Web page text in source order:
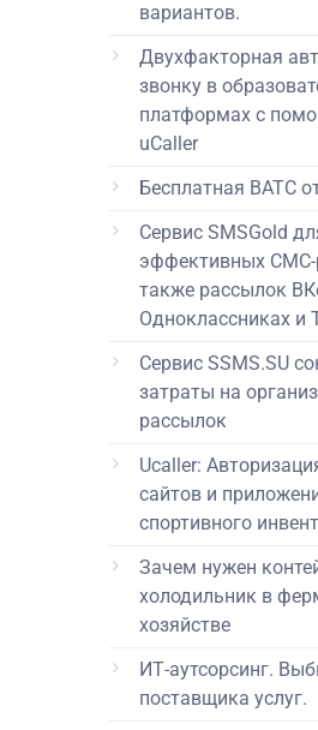
вариантов.
Двухфакторная
звонку в
платформах с
uCaller
Бесплатная ВАТС
Сервис SMSGold
эффективных СМС-
также рассылок
Одноклассниках и
Сервис SSMS.SU
затраты на
рассылок
Ucaller:
сайтов и
спортивного
Зачем нужен
холодильник в
хозяйстве
ИТ-аутсорсинг.
поставщика услуг.